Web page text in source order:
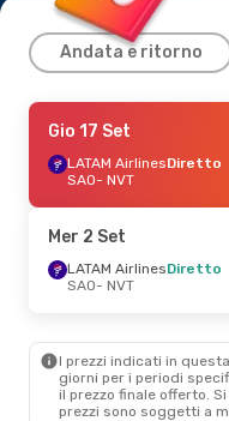
Andata e ritorno
Sab 24 Ott
LATAM AirlinesDiretto
SAO- NVT
NVT- SAO
Mar 1 Set- Mar 1 Set
- SAO
Gio 17 Set
LATAM AirlinesDiretto
SAO- NVT
Mer 2 Set
LATAM AirlinesDiretto
SAO- NVT
I prezzi indicati in
giorni per i periodi
il ​​prezzo finale offerto.
prezzi sono soggetti a